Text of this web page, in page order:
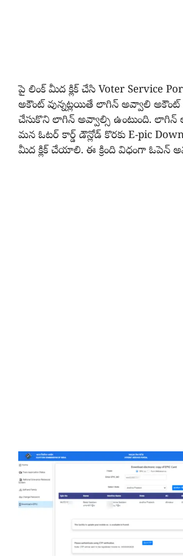
పై లింక్ మీద క్లిక్ చేసి Voter Service
అకౌంట్ వున్నట్లయితే లాగిన్ అవ్వాలి
చేసుకొని లాగిన్ అవ్వాల్సి ఉంటుంది.
మన ఓటర్ కార్డ్ డౌన్లోడ్ కొరకు E-pic
మీద క్లిక్ చేయాలి. ఈ క్రింది విధంగా ఓపెన్